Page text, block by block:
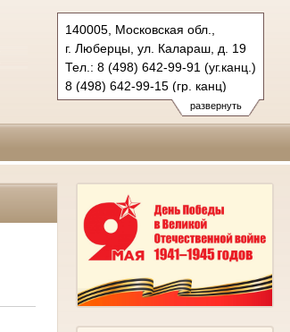
развернуть
140005, Московская обл.,
г. Люберцы, ул. Калараш, д. 19
Тел.: 8 (498) 642-99-91 (уг.канц.)
8 (498) 642-99-15 (гр. канц)
luberetzy.mo@sudrf.ru